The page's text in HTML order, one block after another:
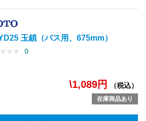
玉鎖（バス用、675mm）
★ ★ ★ 0
\1,089円 （税込）
在庫商品あり